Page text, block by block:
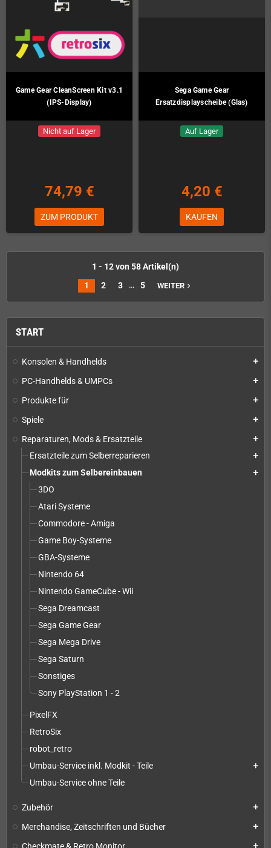
START
Konsolen & Handhelds add
PC-Handhelds & UMPCs add
Produkte für add
Spiele add
Reparaturen, Mods & Ersatzteile add
Ersatzteile zum Selberreparieren add
Modkits zum Selbereinbauen add
3DO
Atari Systeme
Commodore - Amiga
Game Boy-Systeme
GBA-Systeme
Nintendo 64
Nintendo GameCube - Wii
Sega Dreamcast
Sega Game Gear
Sega Mega Drive
Sega Saturn
Sonstiges
Sony PlayStation 1 - 2
PixelFX
RetroSix
robot_retro
Umbau-Service inkl. Modkit - Teile
add
Umbau-Service ohne Teile
Zubehör add
Merchandise, Zeitschriften und Bücher add
add
Game Gear CleanScreen Kit v3.1
(IPS-Display)
Nicht auf Lager
74,79 €
ZUM PRODUKT
Sega Game Gear
Ersatzdisplayscheibe (Glas)
Auf Lager
4,20 €
KAUFEN
1 - 12 von 58 Artikel(n)
1
2 3 … 5 WEITER navigate_next